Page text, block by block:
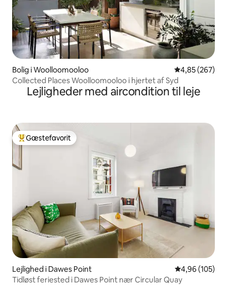
Bolig i Woolloomooloo 4,85 ud af 5 i
4,85 (267)
Collected Places Woolloomooloo i hjertet af Syd
Lejligheder med aircondition til leje
Bedste gæstefavorit
Gæstefavorit
Lejlighed i Dawes Point 4,96 ud af 5 i
4,96 (105)
Tidløst feriested i Dawes Point nær Circular Quay